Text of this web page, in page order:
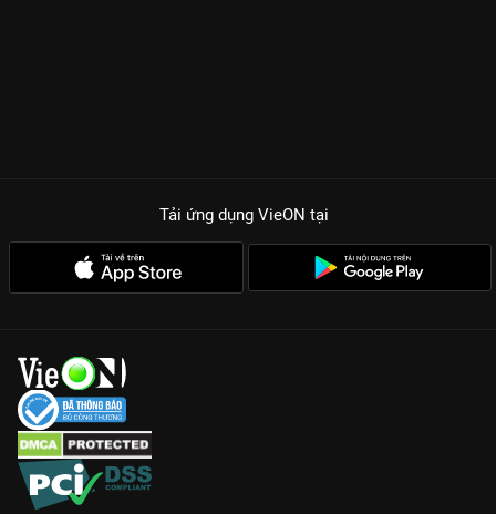
Tải ứng dụng VieON tại